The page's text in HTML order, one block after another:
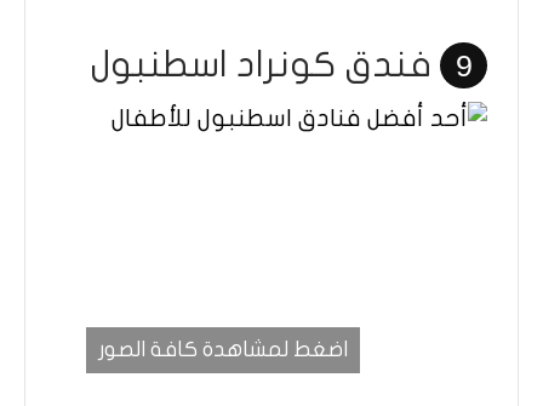
9 فندق كونراد اسطنبول
اضغط لمشاهدة كافة الصور